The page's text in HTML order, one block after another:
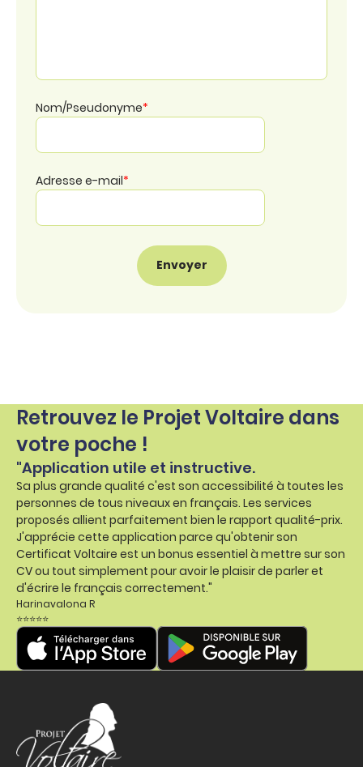
Nom/Pseudonyme*
Adresse e-mail*
Retrouvez le Projet Voltaire dans
votre poche !
"Application utile et instructive.
Sa plus grande qualité c'est son accessibilité à toutes les
personnes de tous niveaux en français. Les services
proposés allient parfaitement bien le rapport qualité-prix.
J'apprécie cette application parce qu'obtenir son
Certificat Voltaire est un bonus essentiel à mettre sur son
CV ou tout simplement pour avoir le plaisir de parler et
d'écrire le français correctement."
Harinavalona R
⭐⭐⭐⭐⭐